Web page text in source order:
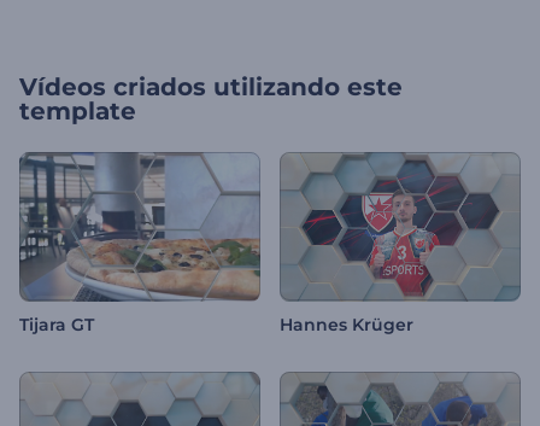
Vídeos criados utilizando este
template
Tijara GT Hannes Krüger